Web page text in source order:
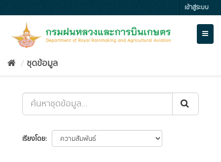
to
เข้าสู่ระบบ
ชุดข้อมูล
เรียงโดย